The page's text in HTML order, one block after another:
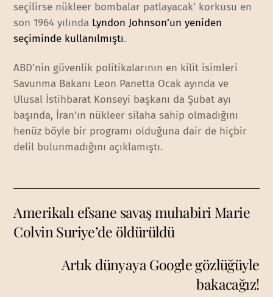
seçilirse nükleer bombalar patlayacak’ korkusu en
son 1964 yılında Lyndon Johnson’un yeniden
seçiminde kullanılmıştı.
ABD’nin güvenlik politikalarının en kilit isimleri
Savunma Bakanı Leon Panetta Ocak ayında ve
Ulusal İstihbarat Konseyi başkanı da Şubat ayı
başında, İran’ın nükleer silaha sahip olmadığını
henüz böyle bir programı olduğuna dair de hiçbir
delil bulunmadığını açıklamıştı.
Amerikalı efsane savaş muhabiri Marie
Colvin Suriye’de öldürüldü
Artık dünyaya Google gözlüğüyle
bakacağız!